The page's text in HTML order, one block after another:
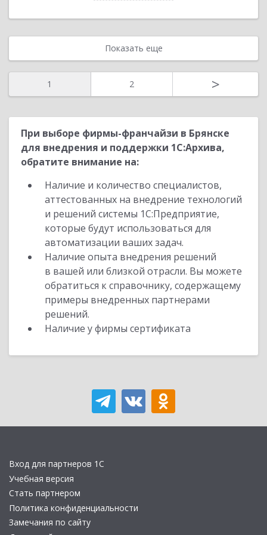
Показать еще
1 2 >
При выборе фирмы-франчайзи в Брянске
для внедрения и поддержки 1С:Архива,
обратите внимание на:
Наличие и количество специалистов,
аттестованных на внедрение технологий
и решений системы 1С:Предприятие,
которые будут использоваться для
автоматизации ваших задач.
Наличие опыта внедрения решений
в вашей или близкой отрасли. Вы можете
обратиться к справочнику, содержащему
примеры внедренных партнерами
решений.
Наличие у фирмы сертификата
Вход для партнеров 1С
Учебная версия
Стать партнером
Политика конфиденциальности
Замечания по сайту